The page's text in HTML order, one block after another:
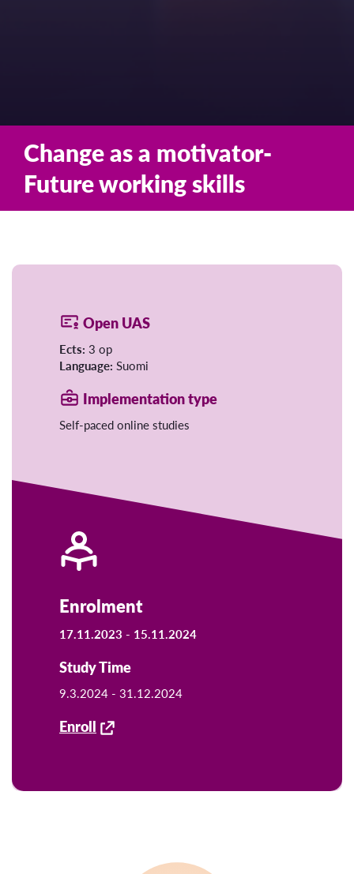
Change as a motivator-
Future working skills
Open UAS
Ects: 3 op
Language: Suomi
Implementation type
Self-paced online studies
Enrolment
17.11.2023 - 15.11.2024
Study Time
9.3.2024 - 31.12.2024
Enroll